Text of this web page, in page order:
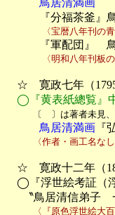
鳥居清満画
『分福茶釜』鳥
〈宝暦八年刊の青本
『軍配団』　鳥
〈明和八年刊板の改
☆　寛政七年（1795
◯『黄表紙總覧』
〔　〕は著者未見、或
鳥居清満画 『
〈作者・画工名なし。
☆　寛政十二年（
◯『浮世絵考証（
〝鳥居清信弟子　
〈『原色浮世絵大百科